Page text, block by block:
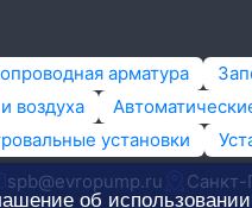
арматура
воздуха
установки
spb@evropump.ru
Санкт-
об